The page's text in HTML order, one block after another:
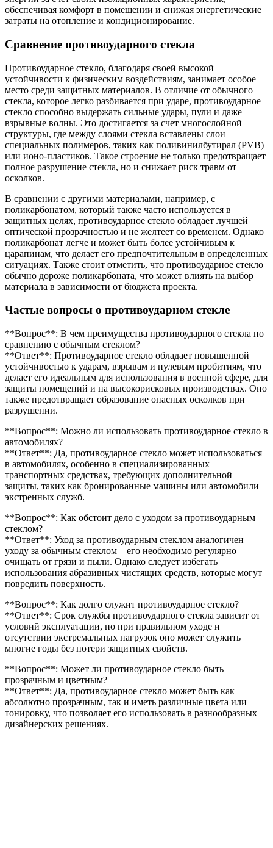
обеспечивая комфорт в помещении и снижая энергетические
затраты на отопление и кондиционирование.
Сравнение противоударного стекла
Противоударное стекло, благодаря своей высокой
устойчивости к физическим воздействиям, занимает особое
место среди защитных материалов. В отличие от обычного
стекла, которое легко разбивается при ударе, противоударное
стекло способно выдержать сильные удары, пули и даже
взрывные волны. Это достигается за счет многослойной
структуры, где между слоями стекла вставлены слои
специальных полимеров, таких как поливинилбутирал (PVB)
или ионо-пластиков. Такое строение не только предотвращает
полное разрушение стекла, но и снижает риск травм от
осколков.
В сравнении с другими материалами, например, с
поликарбонатом, который также часто используется в
защитных целях, противоударное стекло обладает лучшей
оптической прозрачностью и не желтеет со временем. Однако
поликарбонат легче и может быть более устойчивым к
царапинам, что делает его предпочтительным в определенных
ситуациях. Также стоит отметить, что противоударное стекло
обычно дороже поликарбоната, что может влиять на выбор
материала в зависимости от бюджета проекта.
Частые вопросы о противоударном стекле
**Вопрос**: В чем преимущества противоударного стекла по
сравнению с обычным стеклом?
**Ответ**: Противоударное стекло обладает повышенной
устойчивостью к ударам, взрывам и пулевым пробитиям, что
делает его идеальным для использования в военной сфере, для
защиты помещений и на высокорисковых производствах. Оно
также предотвращает образование опасных осколков при
разрушении.
**Вопрос**: Можно ли использовать противоударное стекло в
автомобилях?
**Ответ**: Да, противоударное стекло может использоваться
в автомобилях, особенно в специализированных
транспортных средствах, требующих дополнительной
защиты, таких как бронированные машины или автомобили
экстренных служб.
**Вопрос**: Как обстоит дело с уходом за противоударным
стеклом?
**Ответ**: Уход за противоударным стеклом аналогичен
уходу за обычным стеклом – его необходимо регулярно
очищать от грязи и пыли. Однако следует избегать
использования абразивных чистящих средств, которые могут
повредить поверхность.
**Вопрос**: Как долго служит противоударное стекло?
**Ответ**: Срок службы противоударного стекла зависит от
условий эксплуатации, но при правильном уходе и
отсутствии экстремальных нагрузок оно может служить
многие годы без потери защитных свойств.
**Вопрос**: Может ли противоударное стекло быть
прозрачным и цветным?
**Ответ**: Да, противоударное стекло может быть как
абсолютно прозрачным, так и иметь различные цвета или
тонировку, что позволяет его использовать в разнообразных
дизайнерских решениях.